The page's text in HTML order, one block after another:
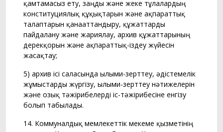
қамтамасыз ету, заңды және жеке тұлғалардың
конституциялық құқықтарын және ақпараттық
талаптарын қанағаттандыру, құжаттарды
пайдалану және жариялау, архив құжаттарының
дерекқорын және ақпараттық-іздеу жүйесін
жасақтау;
5) архив ісі саласында ғылыми-зерттеу, әдістемелік
жұмыстарды жүргізу, ғылыми-зерттеу нәтижелерін
және озық тәжірибелерді іс-тәжірибесіне енгізу
болып табылады.
14. Коммуналдық мемлекеттік мекеме қызметінің